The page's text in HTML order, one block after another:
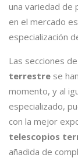
una variedad de
en el mercado
especialización
Las secciones de
terrestre se
momento, y al
especializado,
con la mejor
telescopios
añadida de